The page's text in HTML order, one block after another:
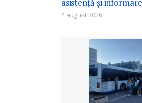
asistență și informare
4 august 2026